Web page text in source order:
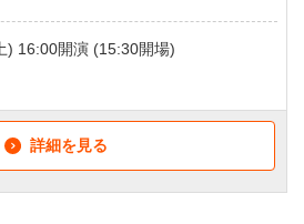
) 16:00開演 (15:30開場)
詳細を見る